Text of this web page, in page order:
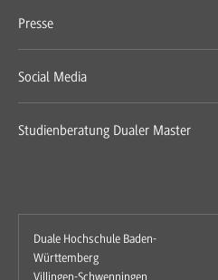
Presse
Social Media
Studienberatung Dualer Master
Duale Hochschule Baden-
Württemberg
Villingen-Schwenningen